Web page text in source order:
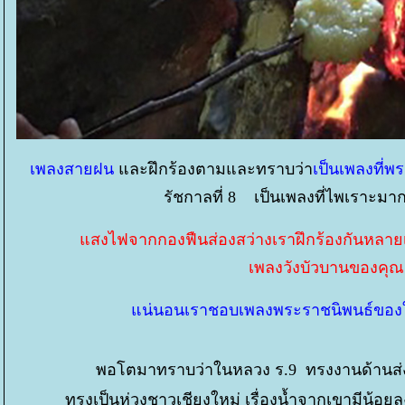
เพลงสายฝน ละฝึกร้องตามและทราบว่าเป็นเพลงที่พ
รัชกาลที่ 8 เป็นเพลงที่ไพเราะม
สงไฟจากกองฟืนส่องสว่างเราฝึกร้องกันหล
เพลงวังบัวบานของคุ
น่นอนเราชอบเพลงพระราชนิพนธ์ขอ
พอโตมาทราบว่าในหลวง ร.9 ทรงงานด้าน
ทรงเป็นห่วงชาวเชียงใหม่ เรื่องน้ำจากเขามีน้